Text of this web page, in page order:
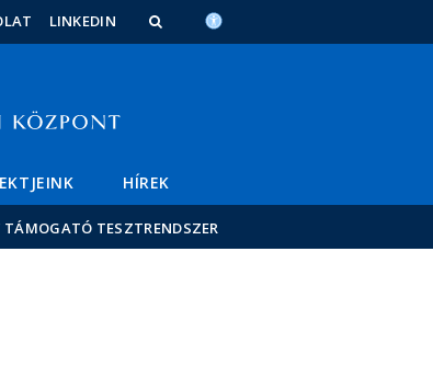
LINKEDIN
HÍREK
TÁMOGATÓ TESZTRENDSZER